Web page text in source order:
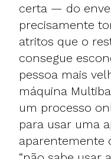
certa — do
precisamente
atritos que o
consegue
pessoa mais
máquina
um processo
para usar uma
aparentemente